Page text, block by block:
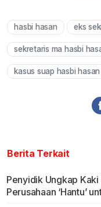
hasbi hasan eks
sekretaris ma hasbi
kasus suap hasbi hasan
Berita Terkait
Penyidik Ungkap
Perusahaan ‘Hantu’